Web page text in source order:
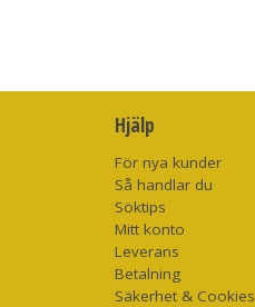
Hjälp
För nya kunder
Så handlar du
Söktips
Mitt konto
Leverans
Betalning
Säkerhet & Cookies